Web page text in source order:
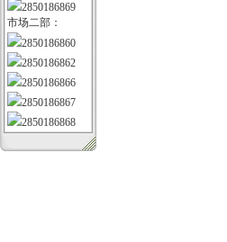
2850186869
市场二部：
2850186860
2850186862
2850186866
2850186867
2850186868